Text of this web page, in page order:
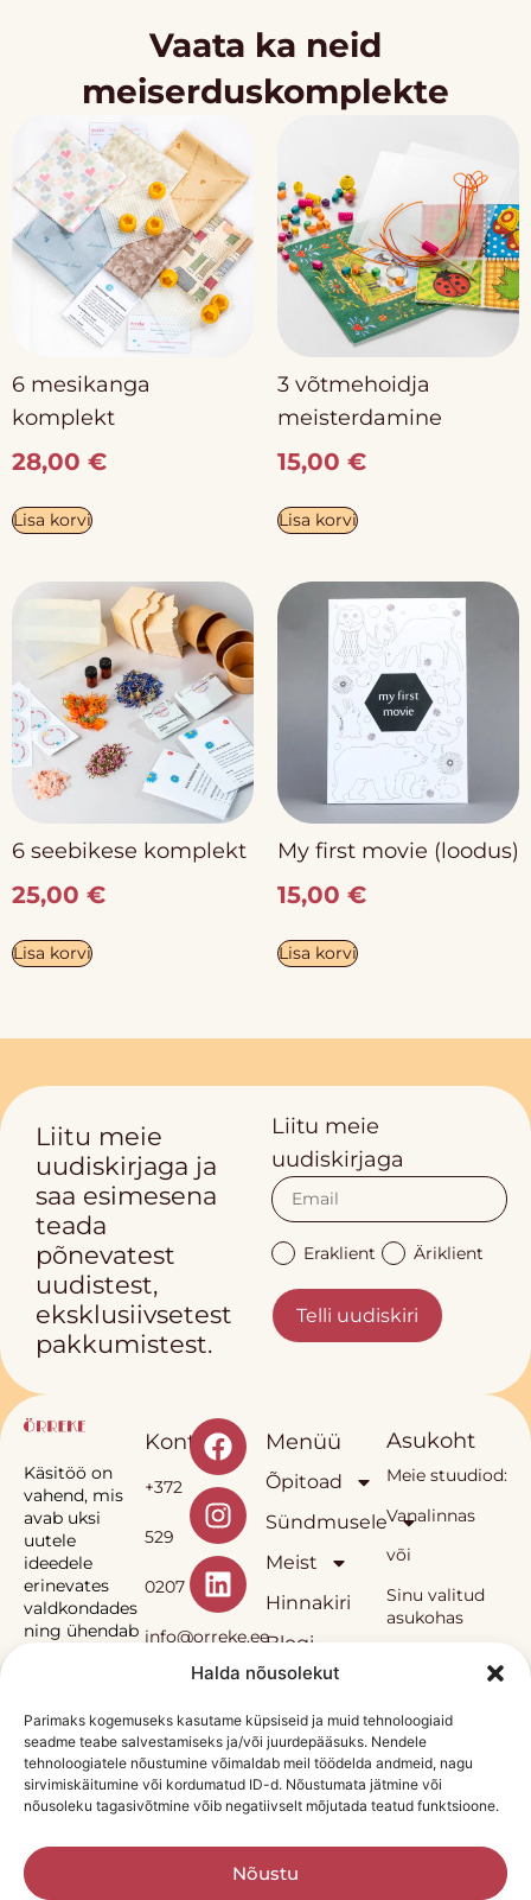
Halda nõusolekut
Parimaks kogemuseks kasutame küpsiseid ja muid tehnoloogiaid
seadme teabe salvestamiseks ja/või juurdepääsuks. Nendele
tehnoloogiatele nõustumine võimaldab meil töödelda andmeid, nagu
sirvimiskäitumine või kordumatud ID-d. Nõustumata jätmine või
nõusoleku tagasivõtmine võib negatiivselt mõjutada teatud funktsioone.
Nõustu
Vaata ka neid
meiserduskomplekte
6 mesikanga
komplekt
28,00 €
Lisa korvi
3 võtmehoidja
meisterdamine
15,00 €
Lisa korvi
6 seebikese komplekt
25,00 €
Lisa korvi
My first movie (loodus)
15,00 €
Lisa korvi
Liitu meie
uudiskirjaga ja
saa esimesena
teada
põnevatest
uudistest,
eksklusiivsetest
pakkumistest.
Liitu meie
uudiskirjaga
Eraklient Äriklient
Telli uudiskiri
Käsitöö on
vahend, mis
avab uksi
uutele
ideedele
erinevates
valdkondades
ning ühendab
Örrekese
õpitoad ja neis
kasutatav
metoodika on
all.
Kontakt
+372
529
0207
info@orreke.ee
OÜ
Menüü
Õpitoad
Sündmusele
Meist
Hinnakiri
Blogi
E-pood
Asukoht
Meie stuudiod:
Vanalinnas
või
Sinu valitud
asukohas